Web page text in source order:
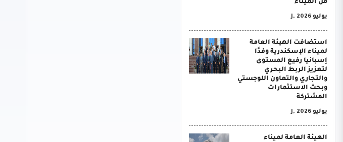
من الميناء
يوليو J, 2026
استضافت الهيئة العامة
لميناء الإسكندرية وفدًا
إسبانيا رفيع المستوى
لتعزيز الربط البحري
والتجاري والتعاون اللوجستي
وبحث الاستثمارات
المشتركة
يوليو J, 2026
الهيئة العامة لميناء